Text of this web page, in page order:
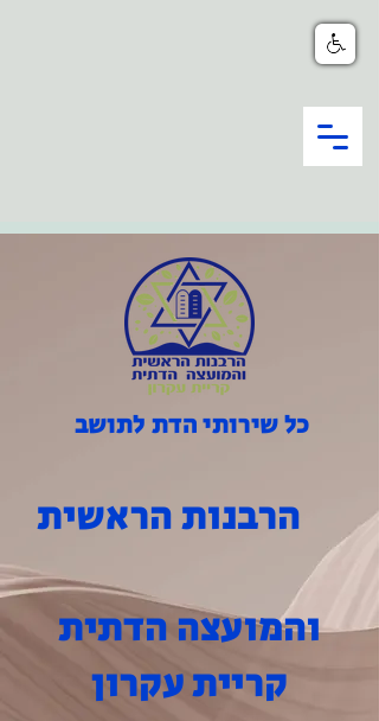
כל שירותי הדת לתושב
הרבנות הראשית
והמועצה הדתית
קריית עקרון